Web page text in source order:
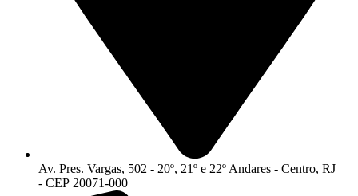
Av. Pres. Vargas, 502 - 20º, 21º e 22º Andares - Centro, RJ
- CEP 20071-000